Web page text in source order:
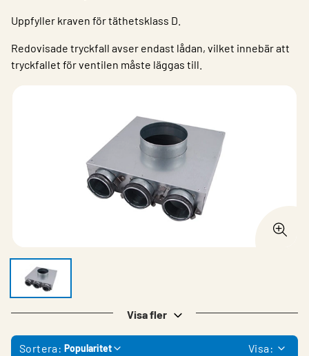
Uppfyller kraven för täthetsklass D.
Redovisade tryckfall avser endast lådan, vilket innebär att
tryckfallet för ventilen måste läggas till.
Visa fler
Sortera: Popularitet Visa: